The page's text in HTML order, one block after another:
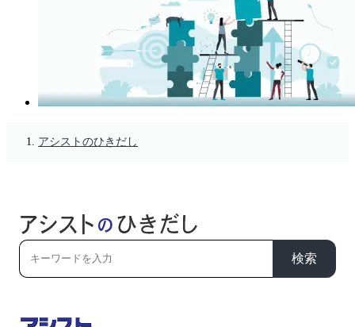
アシストのひきだし
検索